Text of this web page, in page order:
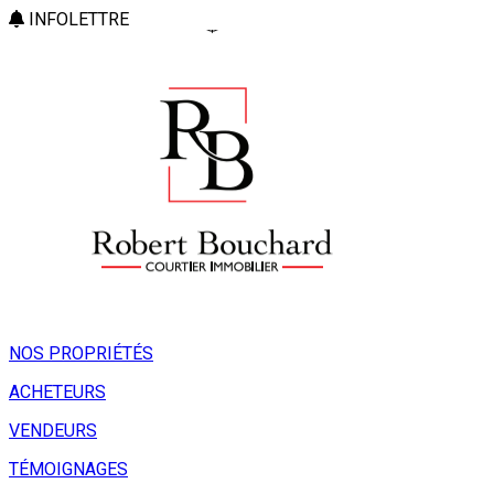
INFOLETTRE
NOS PROPRIÉTÉS
ACHETEURS
VENDEURS
TÉMOIGNAGES